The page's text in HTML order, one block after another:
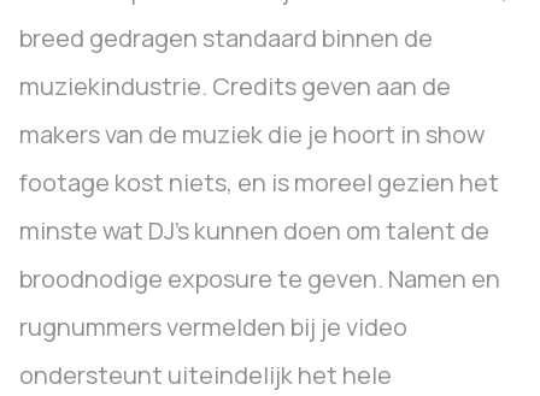
breed gedragen standaard binnen de
muziekindustrie. Credits geven aan de
makers van de muziek die je hoort in show
footage kost niets, en is moreel gezien het
minste wat DJ’s kunnen doen om talent de
broodnodige exposure te geven. Namen en
rugnummers vermelden bij je video
ondersteunt uiteindelijk het hele